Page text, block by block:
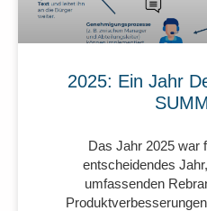
2025: Ein Jahr
Das Jahr 2025 war
entscheidendes
umfassenden